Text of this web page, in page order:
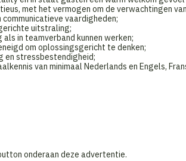
met het vermogen om de verwachtingen
vaardigheden;
uitstraling;
in teamverband kunnen werken;
om oplossingsgericht te denken;
en stressbestendigheid;
van minimaal Nederlands en Engels,
onderaan deze advertentie.